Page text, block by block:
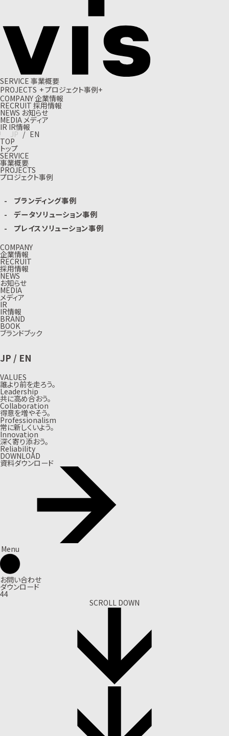
SERVICE 事業概要
PROJECTS +プロジェクト事例+
COMPANY企業情報
RECRUIT 採用情報
NEWS お知らせ
MEDIA メディア
IR IR情報
JP / EN
TOP
トップ
SERVICE
事業概要
PROJECTS
プロジェクト事例
ブランディング事例
データソリューション事例
プレイスソリューション事例
COMPANY
企業情報
RECRUIT
採用情報
NEWS
お知らせ
MEDIA
メディア
IR
IR情報
BRAND
BOOK
ブランドブック
JP / EN
VALUES
誰より前を走ろう。
Leadership
共に高め合おう。
Collaboration
得意を増やそう。
Professionalism
常に新しくいよう。
Innovation
深く寄り添おう。
Reliability
DOWNLOAD
資料ダウンロード
Menu
お問い合わせ
ダウンロード
44
SCROLL DOWN